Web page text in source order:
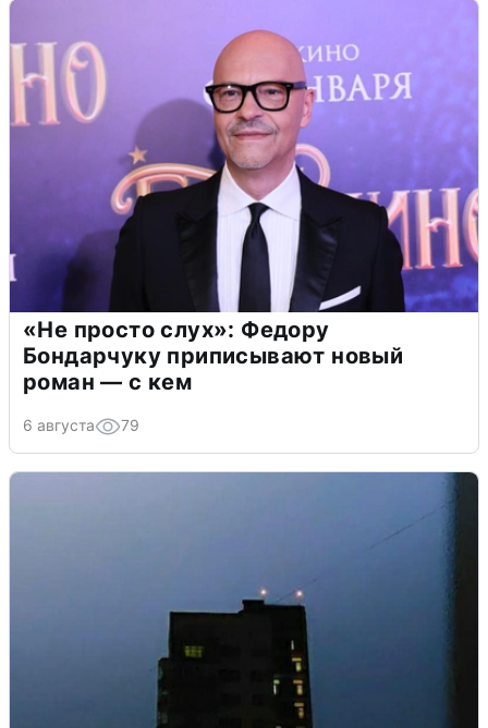
«Не просто слух»: Федору
Бондарчуку приписывают новый
роман — с кем
6 августа 79